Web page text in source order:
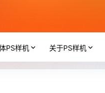
PS样机 关于PS样机